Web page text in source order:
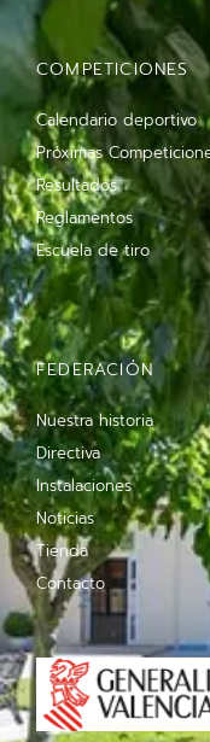
COMPETICIONES
Calendario deportivo
Próximas
Resultados
Reglamentos
Escuela de tiro
FEDERACIÓN
Nuestra historia
Directiva
Instalaciones
Noticias
Tienda
Contacto